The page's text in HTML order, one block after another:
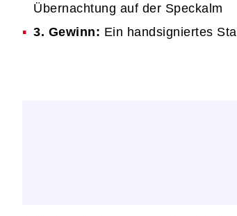
Übernachtung auf der Speckalm
3. Gewinn: Ein handsigniertes